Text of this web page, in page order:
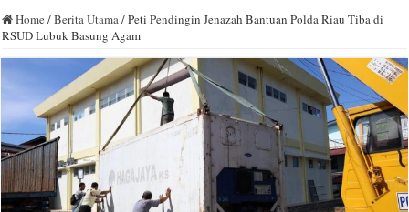
Home /Berita Utama/Peti Pendingin Jenazah Bantuan Polda Riau Tiba di
RSUD Lubuk Basung Agam